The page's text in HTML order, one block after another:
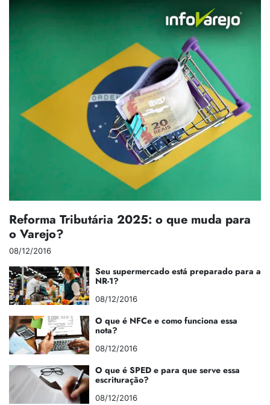
Reforma Tributária 2025: o que muda para
o Varejo?
08/12/2016
Seu supermercado está preparado para a
NR-1?
08/12/2016
O que é NFCe e como funciona essa
nota?
08/12/2016
O que é SPED e para que serve essa
escrituração?
08/12/2016